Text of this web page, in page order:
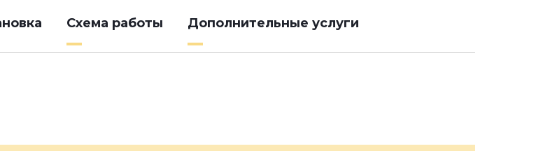
Схема работы Дополнительные услуги